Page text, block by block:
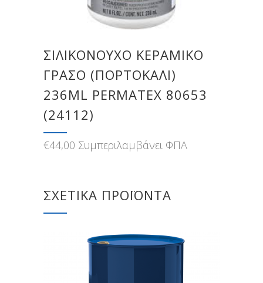
ΣΙΛΙΚΟΝΟΎΧΟ ΚΕΡΑΜΙΚΌ
ΓΡΆΣΟ (ΠΟΡΤΟΚΑΛΊ)
236ML PERMATEX 80653
(24112)
€44,00 Συμπεριλαμβάνει ΦΠΑ
ΣΧΕΤΙΚΆ ΠΡΟΪΌΝΤΑ